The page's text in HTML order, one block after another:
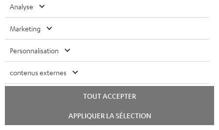
e
a
b
l
e
r
m
a
t
i
o
I
n
f
o
r
m
D
é
t
Votre conseil d'achat personnalisé
(00)800 200 300 40
Lundi-vendredi de 09:00 à 17:00 ; fermé le samedi,
Support Teufel
chat
Analyse
Marketing
Personnalisation
contenus externes
TOUT ACCEPTER
APPLIQUER LA SÉLECTION